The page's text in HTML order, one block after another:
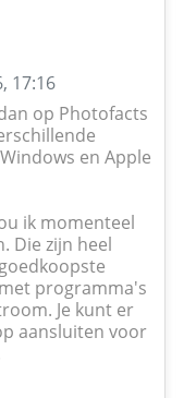
17:16
op Photofacts
en Apple
ik momenteel
Die zijn heel
programma's
Je kunt er
aansluiten voor